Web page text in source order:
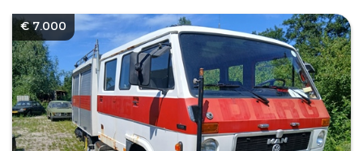
€ 7.000